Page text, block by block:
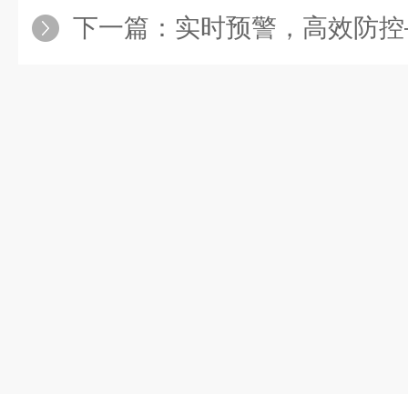
下一篇： 实时预警，高效防控——